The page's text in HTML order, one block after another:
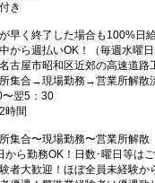
き
早く終了した場合も100%日給
から週払いOK！（毎週水曜日
古屋市昭和区近郊の高速道路
集合→現場勤務→営業所解散
〜翌5：30
時間
集合〜現場勤務〜営業所解
ら勤務OK！日数･曜日等はご
者大歓迎！ほぼ全員未経験か